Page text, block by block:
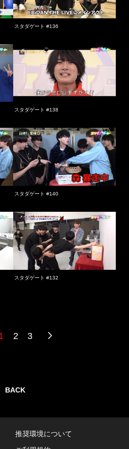
スタダゲート #136
スタダゲート #138
スタダゲート #140
スタダゲート #132
2 3
BACK
推奨環境について